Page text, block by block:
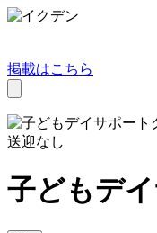
掲載はこちら
送迎なし
子どもデ